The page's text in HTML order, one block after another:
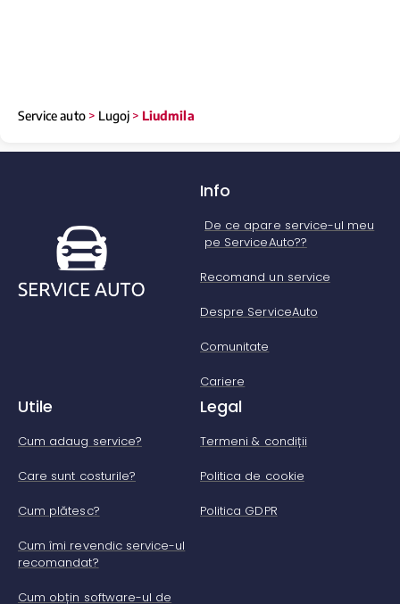
Service auto> Lugoj > Liudmila
Info
De ce apare service-ul meu
pe ServiceAuto??
Recomand un service
Despre ServiceAuto
Comunitate
Cariere
Utile
Cum adaug service?
Care sunt costurile?
Cum plătesc?
Cum îmi revendic service-ul
recomandat?
Cum obțin software-ul de
Legal
Termeni & condiții
Politica de cookie
Politica GDPR